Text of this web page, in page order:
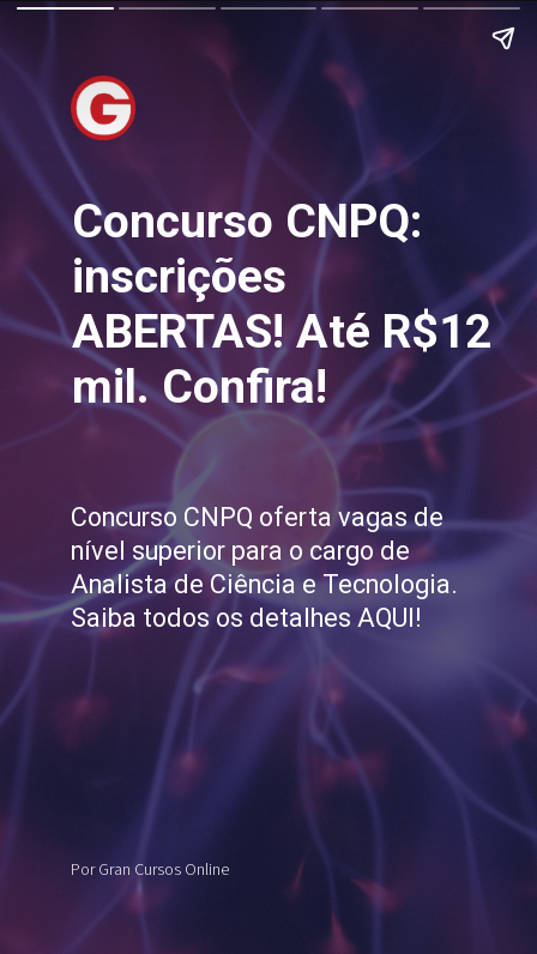
Concurso CNPQ:
inscrições
ABERTAS! Até R$12
mil. Confira!
Concurso CNPQ oferta vagas de
nível superior para o cargo de
Analista de Ciência e Tecnologia.
Saiba todos os detalhes AQUI!
Por Gran Cursos Online